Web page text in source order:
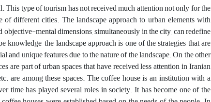
type of tourism has not received much attention not only for the
different cities. The landscape approach to urban elements with
mental dimensions, simultaneously in the city, can redefine
the landscape approach is one of the strategies that are
and unique features due to the nature of the landscape. On the other
are part of urban spaces that have received less attention in Iranian
are among these spaces. The coffee house is an institution with a
time has played several roles in society. It has become one of the